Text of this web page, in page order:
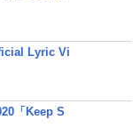
Lyric Vi
「Keep S